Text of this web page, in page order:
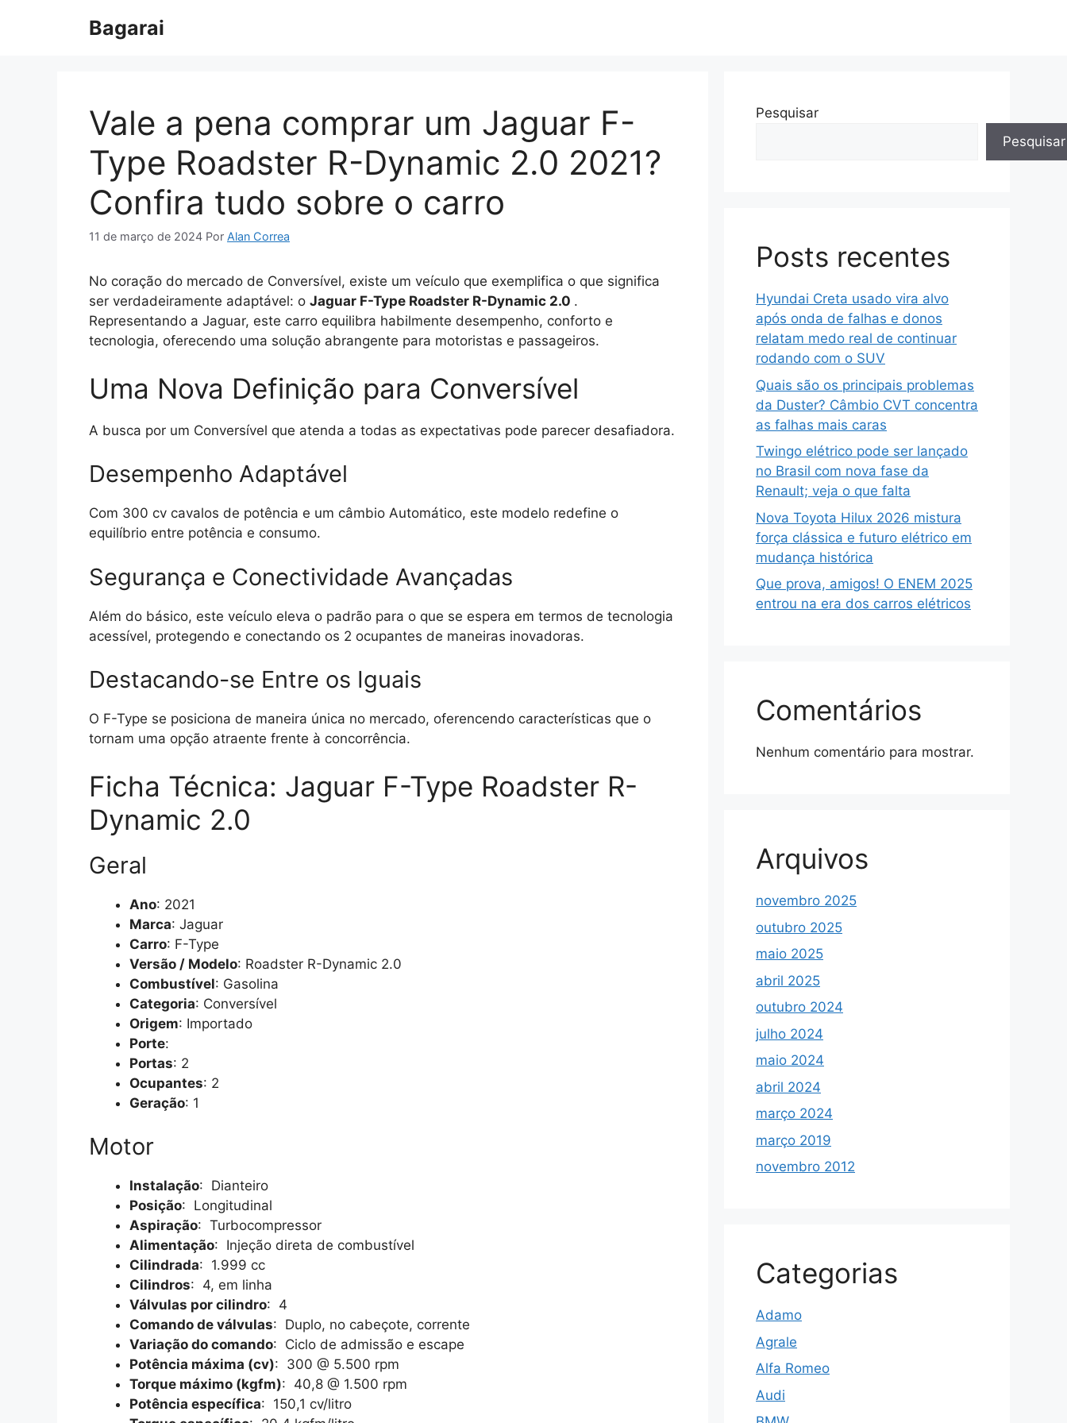
Bagarai
Vale a pena comprar um Jaguar F-
Type Roadster R-Dynamic 2.0 2021?
Confira tudo sobre o carro
11 de março de 2024 Por Alan Correa
No coração do mercado de Conversível, existe um veículo que exemplifica o que significa
ser verdadeiramente adaptável: o Jaguar F-Type Roadster R-Dynamic 2.0 .
Representando a Jaguar, este carro equilibra habilmente desempenho, conforto e
tecnologia, oferecendo uma solução abrangente para motoristas e passageiros.
Uma Nova Definição para Conversível
A busca por um Conversível que atenda a todas as expectativas pode parecer desafiadora.
Desempenho Adaptável
Com 300 cv cavalos de potência e um câmbio Automático, este modelo redefine o
equilíbrio entre potência e consumo.
Segurança e Conectividade Avançadas
Além do básico, este veículo eleva o padrão para o que se espera em termos de tecnologia
acessível, protegendo e conectando os 2 ocupantes de maneiras inovadoras.
Destacando-se Entre os Iguais
O F-Type se posiciona de maneira única no mercado, oferencendo características que o
tornam uma opção atraente frente à concorrência.
Ficha Técnica: Jaguar F-Type Roadster R-
Dynamic 2.0
Geral
Ano: 2021
Marca: Jaguar
Carro: F-Type
Versão / Modelo: Roadster R-Dynamic 2.0
Combustível: Gasolina
Categoria: Conversível
Origem: Importado
Porte:
Portas: 2
Ocupantes: 2
Geração: 1
Motor
Instalação: Dianteiro
Posição: Longitudinal
Aspiração: Turbocompressor
Alimentação: Injeção direta de combustível
Cilindrada: 1.999 cc
Cilindros: 4, em linha
Válvulas por cilindro: 4
Comando de válvulas: Duplo, no cabeçote, corrente
Variação do comando: Ciclo de admissão e escape
Potência máxima (cv): 300 @ 5.500 rpm
Torque máximo (kgfm): 40,8 @ 1.500 rpm
Potência específica: 150,1 cv/litro
Pesquisar
Pesquisar
Posts recentes
Hyundai Creta usado vira alvo
após onda de falhas e donos
relatam medo real de continuar
rodando com o SUV
Quais são os principais problemas
da Duster? Câmbio CVT concentra
as falhas mais caras
Twingo elétrico pode ser lançado
no Brasil com nova fase da
Renault; veja o que falta
Nova Toyota Hilux 2026 mistura
força clássica e futuro elétrico em
mudança histórica
Que prova, amigos! O ENEM 2025
entrou na era dos carros elétricos
Comentários
Nenhum comentário para mostrar.
Arquivos
novembro 2025
outubro 2025
maio 2025
abril 2025
outubro 2024
julho 2024
maio 2024
abril 2024
março 2024
março 2019
novembro 2012
Categorias
Adamo
Agrale
Alfa Romeo
Audi